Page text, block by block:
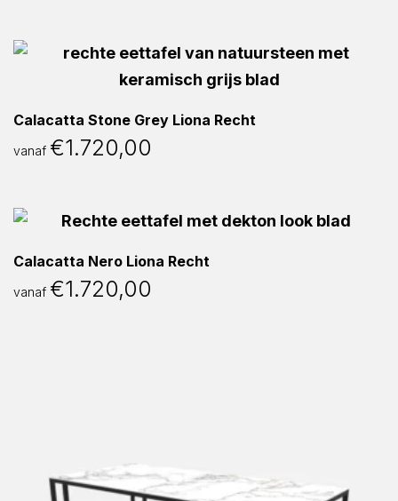
Calacatta Stone Grey Liona Recht
vanaf €1.720,00
Calacatta Nero Liona Recht
vanaf €1.720,00